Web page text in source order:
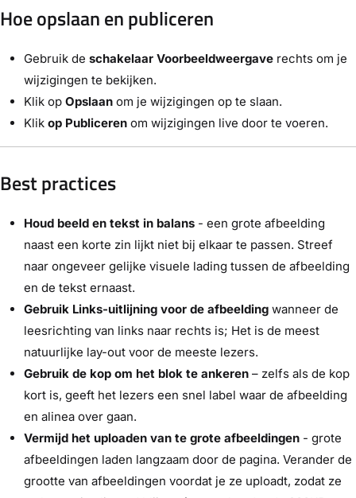
Hoe opslaan en publiceren
Gebruik de schakelaar Voorbeeldweergave rechts om je
wijzigingen te bekijken.
Klik op Opslaan om je wijzigingen op te slaan.
Klik op Publiceren om wijzigingen live door te voeren.
Best practices
Houd beeld en tekst in balans - een grote afbeelding
naast een korte zin lijkt niet bij elkaar te passen. Streef
naar ongeveer gelijke visuele lading tussen de afbeelding
en de tekst ernaast.
Gebruik Links-uitlijning voor de afbeelding wanneer de
leesrichting van links naar rechts is; Het is de meest
natuurlijke lay-out voor de meeste lezers.
Gebruik de kop om het blok te ankeren – zelfs als de kop
kort is, geeft het lezers een snel label waar de afbeelding
en alinea over gaan.
Vermijd het uploaden van te grote afbeeldingen - grote
afbeeldingen laden langzaam door de pagina. Verander de
grootte van afbeeldingen voordat je ze uploadt, zodat ze